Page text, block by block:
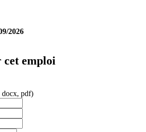
2026
cet emploi
docx, pdf)